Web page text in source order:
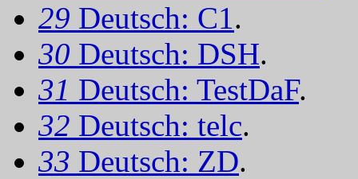
29 Deutsch: C1.
30 Deutsch: DSH.
31 Deutsch: TestDaF.
32 Deutsch: telc.
33 Deutsch: ZD.